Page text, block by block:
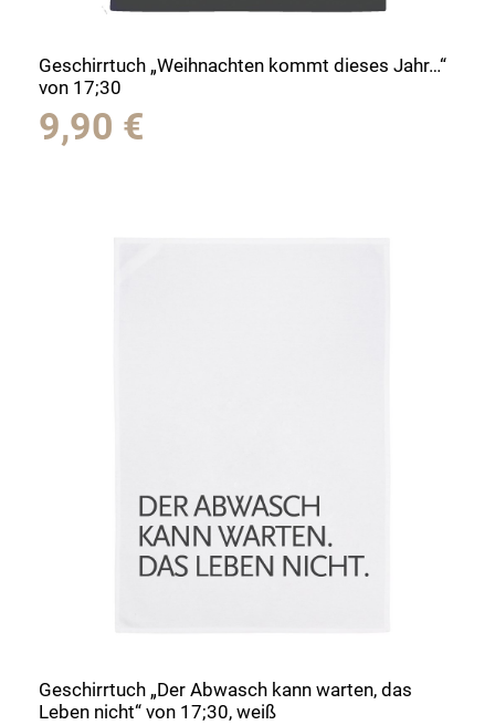
Geschirrtuch „Weihnachten kommt dieses Jahr…“
von 17;30
9,90 €
Geschirrtuch „Der Abwasch kann warten, das
Leben nicht“ von 17;30, weiß